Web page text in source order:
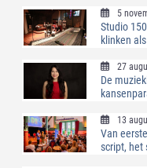
5
Studio
klinken
27
De
13
Van
script,